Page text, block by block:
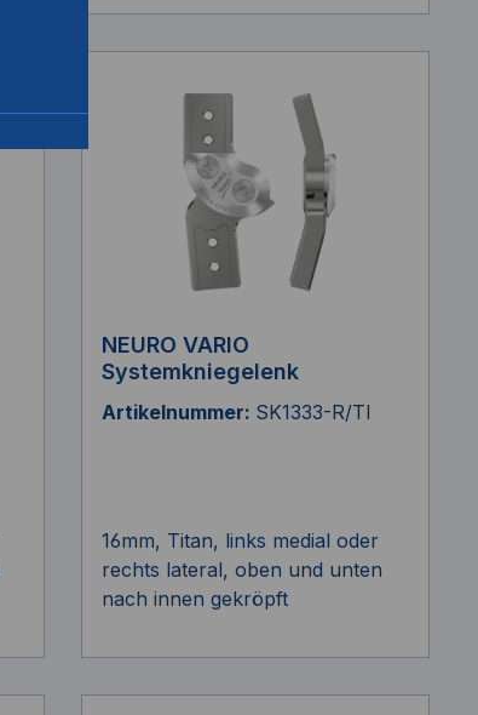
NEURO VARIO
Systemkniegelenk
Artikelnummer: SK1333-R/TI
16mm, Titan, links medial oder
rechts lateral, oben und unten
nach innen gekröpft